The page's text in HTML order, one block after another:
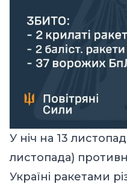
У ніч на 13
листопада)
Україні ракетами